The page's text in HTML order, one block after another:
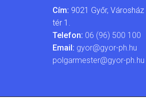
Cím: 9021 Győr, Városház
tér 1.
Telefon: 06 (96) 500 100
Email: gyor@gyor-ph.hu
polgarmester@gyor-ph.hu